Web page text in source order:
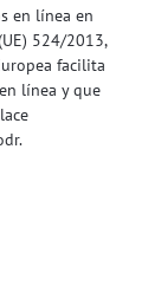
en línea en
524/2013,
facilita
línea y que
.